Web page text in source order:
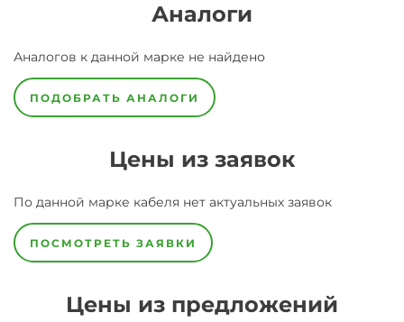
Аналоги
Аналогов к данной марке не найдено
ПОДОБРАТЬ АНАЛОГИ
Цены из заявок
По данной марке кабеля нет актуальных заявок
ПОСМОТРЕТЬ ЗАЯВКИ
Цены из предложений